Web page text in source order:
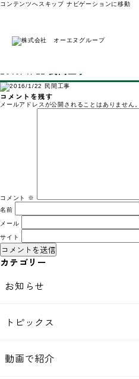
コンテンツへスキップ ナビゲーションに移動
2016/1/22 民間工事
2016/1/22 民間工事
コメントを残す
メールアドレスが公開されることはありません。
コメント ※
名前
メール
サイト
カテゴリー
お知らせ
トピックス
動画で紹介